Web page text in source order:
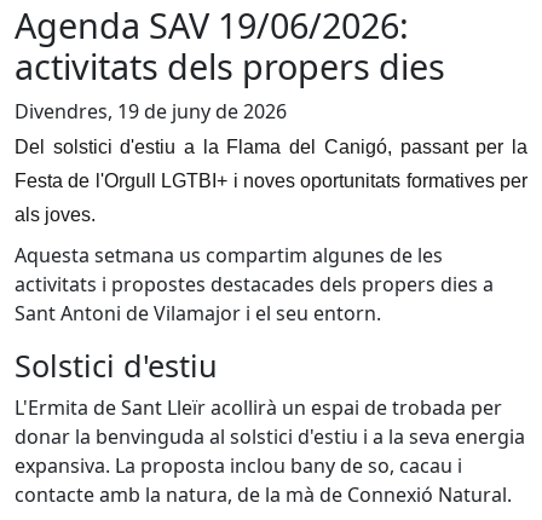
Agenda SAV 19/06/2026:
activitats dels propers dies
Divendres, 19 de juny de 2026
Del solstici d'estiu a la Flama del Canigó, passant per la
Festa de l'Orgull LGTBI+ i noves oportunitats formatives per
als joves.
Aquesta setmana us compartim algunes de les
activitats i propostes destacades dels propers dies a
Sant Antoni de Vilamajor i el seu entorn.
Solstici d'estiu
L'Ermita de Sant Lleïr acollirà un espai de trobada per
donar la benvinguda al solstici d'estiu i a la seva energia
expansiva. La proposta inclou bany de so, cacau i
contacte amb la natura, de la mà de Connexió Natural.